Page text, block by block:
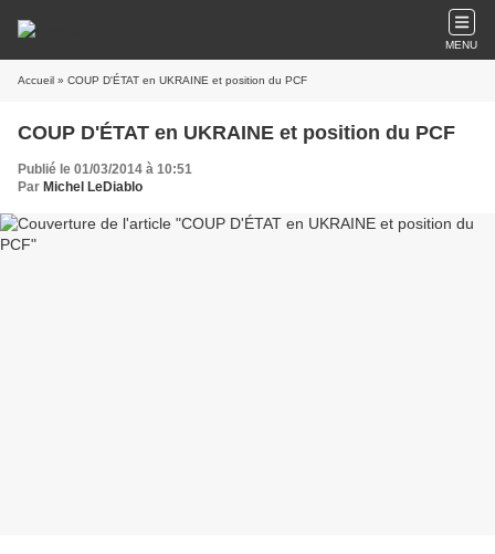
MENU
Accueil » COUP D'ÉTAT en UKRAINE et position du PCF
COUP D'ÉTAT en UKRAINE et position du PCF
Publié le 01/03/2014 à 10:51
Par Michel LeDiablo